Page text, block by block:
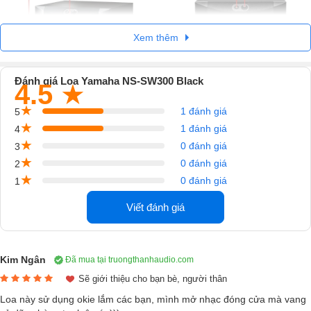
Kiểu dáng ấn tượng, thiết kế tiện lợi
Xem thêm
Đánh giá Loa Yamaha NS-SW300 Black
4.5★
5★
1 đánh giá
4★
1 đánh giá
3★
0 đánh giá
2★
0 đánh giá
1★ 0 đánh giá
Viết đánh giá
Kim Ngân Đã mua tại truongthanhaudio.com
Sẽ giới thiệu cho bạn bè, người thân
Loa này sử dụng okie lắm các bạn, mình mở nhạc đóng cửa mà vang